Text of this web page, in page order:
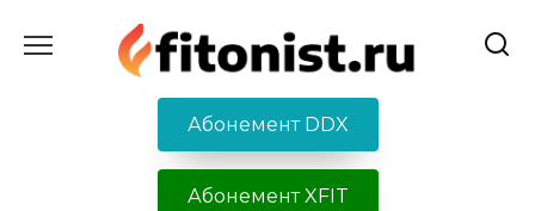
содержанию
Абонемент DDX
Абонемент XFIT